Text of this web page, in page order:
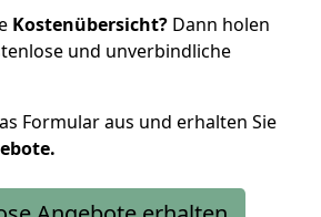
Kostenübersicht? Dann holen
und unverbindliche
Formular aus und erhalten Sie